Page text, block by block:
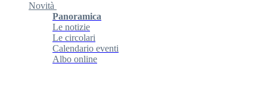
Novità
Panoramica
Le notizie
Le circolari
Calendario eventi
Albo online